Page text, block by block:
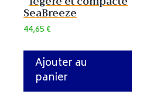
SeaBreeze
44,65€
Ajouter au
panier